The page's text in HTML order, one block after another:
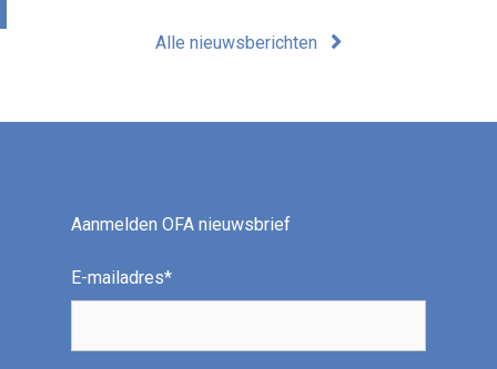
Alle nieuwsberichten
Aanmelden OFA nieuwsbrief
E-mailadres*